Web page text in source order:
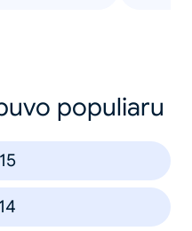
populiaru